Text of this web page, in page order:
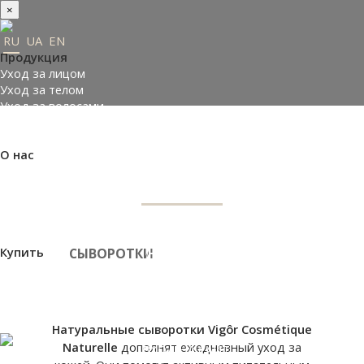
×
RU UA EN
Продукция
Уход за лицом
Уход за телом
Уход за волосами
О нас
Купить
ВХОД НА САЙТ
СЫВОРОТКИНАЗНАЧЕНИЕ
Натуральные сыворотки Vigôr Cosmétique
Naturelle дополнят ежедневный уход за